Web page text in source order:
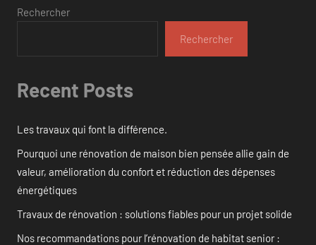
Rechercher
Rechercher
Recent Posts
Les travaux qui font la différence.
Pourquoi une rénovation de maison bien pensée allie gain de
valeur, amélioration du confort et réduction des dépenses
énergétiques
Travaux de rénovation : solutions fiables pour un projet solide
Nos recommandations pour l’rénovation de habitat senior :